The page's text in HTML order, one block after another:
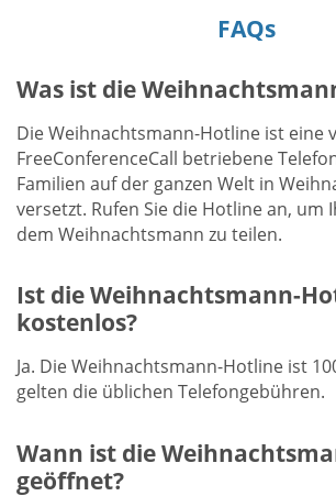
FAQs
Was ist die
Die Weihnachtsmann-Hotline ist eine
FreeConferenceCall betriebene
Familien auf der ganzen Welt in
versetzt. Rufen Sie die Hotline an, um
dem Weihnachtsmann zu teilen.
Ist die Weihnachtsmann-
kostenlos?
Ja. Die Weihnachtsmann-Hotline ist
gelten die üblichen Telefongebühren.
Wann ist die
geöffnet?